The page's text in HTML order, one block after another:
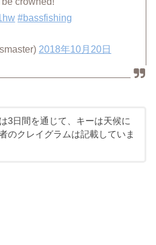
#bassfishing
2018年10月20日
3日間を通じて、キーは天候に
のクレイグラムは記載していま